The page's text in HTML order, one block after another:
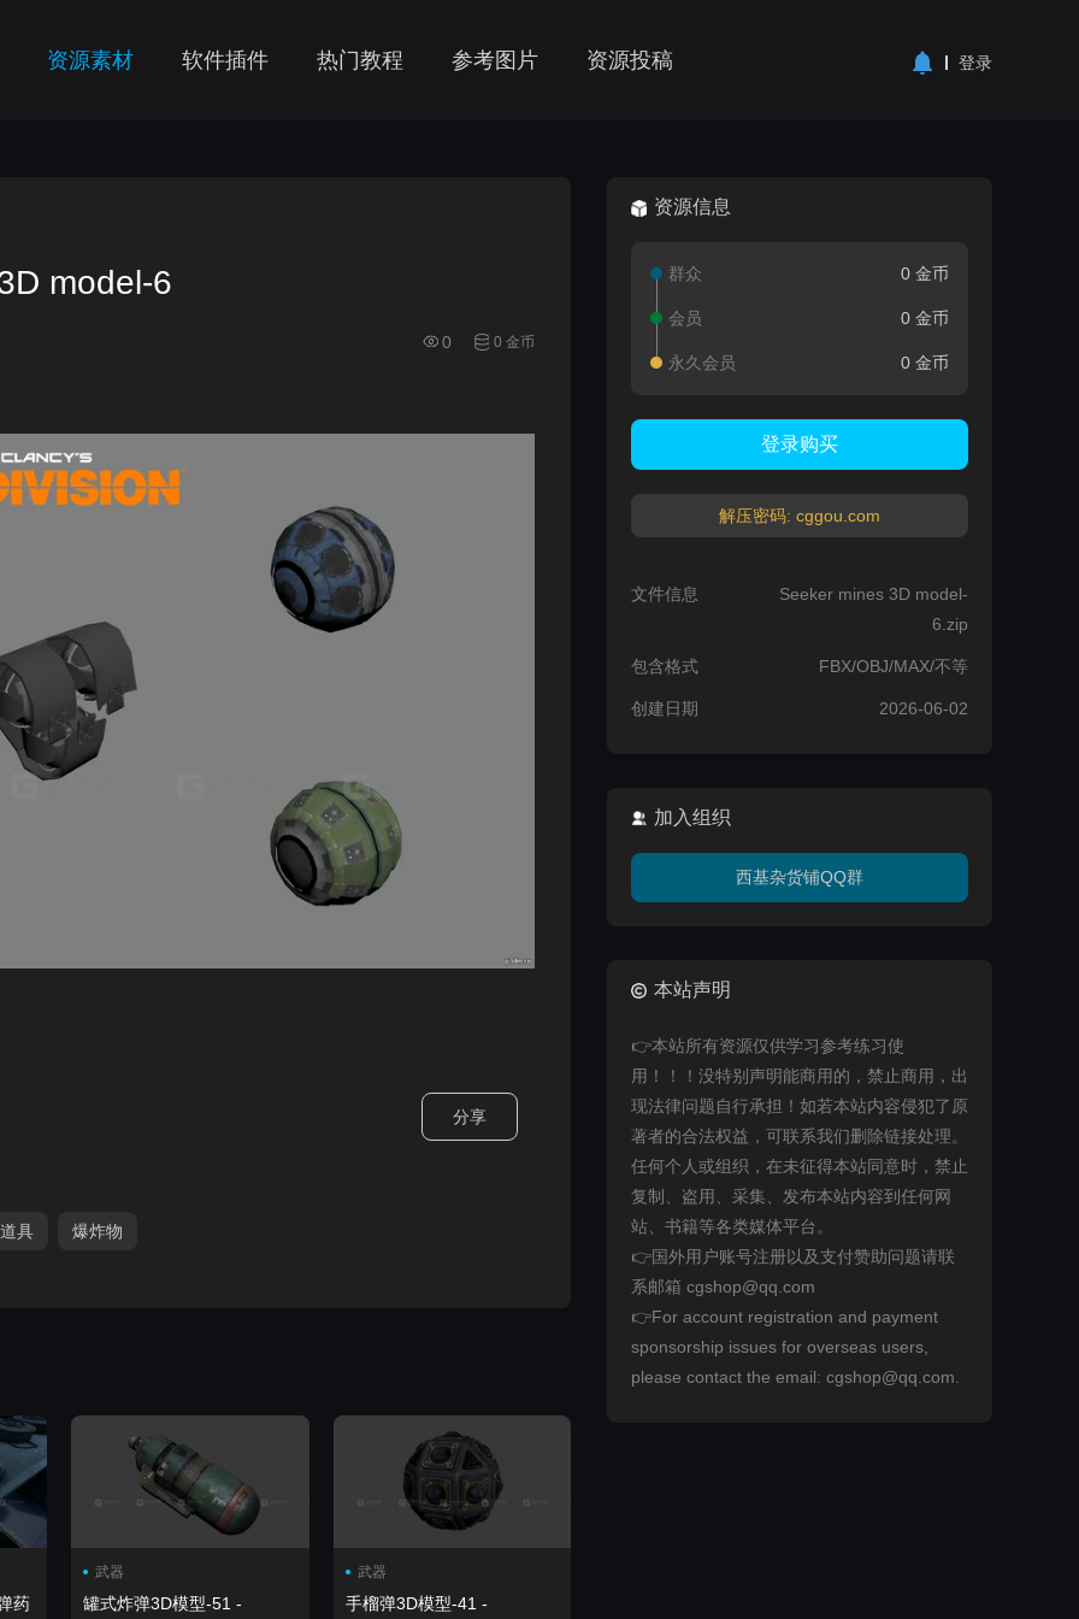
资源素材 软件插件 热门教程 参考图片 资源投稿 登录
model-6
0 0 金币
分享
具 爆炸物
药
武器
罐式炸弹3D模型-51 -
武器
手榴弹3D模型-41 -
资源信息
群众 0 金币
会员 0 金币
永久会员 0 金币
登录购买
解压密码: cggou.com
文件信息
Seeker mines 3D model-
6.zip
包含格式 FBX/OBJ/MAX/不等
创建日期 2026-06-02
加入组织
西基杂货铺QQ群
本站声明
👉本站所有资源仅供学习参考练习使
用！！！没特别声明能商用的，禁止商用，出
现法律问题自行承担！如若本站内容侵犯了原
著者的合法权益，可联系我们删除链接处理。
任何个人或组织，在未征得本站同意时，禁止
复制、盗用、采集、发布本站内容到任何网
站、书籍等各类媒体平台。
👉国外用户账号注册以及支付赞助问题请联
系邮箱 cgshop@qq.com
👉For account registration and payment
sponsorship issues for overseas users,
please contact the email: cgshop@qq.com.